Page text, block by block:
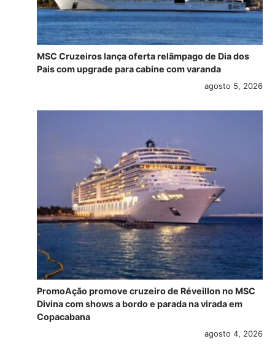
MSC Cruzeiros lança oferta relâmpago de Dia dos
Pais com upgrade para cabine com varanda
agosto 5, 2026
PromoAção promove cruzeiro de Réveillon no MSC
Divina com shows a bordo e parada na virada em
Copacabana
agosto 4, 2026